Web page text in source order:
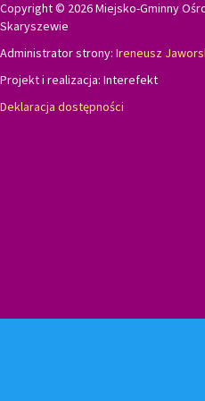
Copyright © 2026 Miejsko-Gminny
Skaryszewie
Administrator strony: Ireneusz
Projekt i realizacja: Interefekt
Deklaracja dostępności